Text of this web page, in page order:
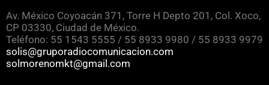
Av. México Coyoacán 371, Torre H Depto 201, Col. Xoco,
CP 03330, Ciudad de México.
Teléfono: 55 1543 5555 / 55 8933 9980 / 55 8933 9979
solis@gruporadiocomunicacion.com
solmorenomkt@gmail.com